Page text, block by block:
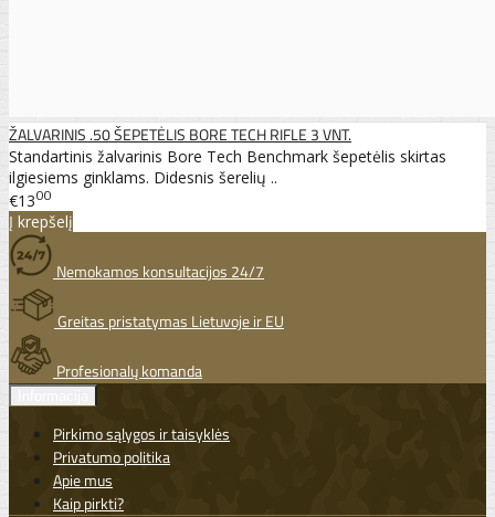
ŽALVARINIS .50 ŠEPETĖLIS BORE TECH RIFLE 3 VNT.
Standartinis žalvarinis Bore Tech Benchmark šepetėlis skirtas
ilgiesiems ginklams. Didesnis šerelių ..
€1300
Į krepšelį
Nemokamos konsultacijos 24/7
Greitas pristatymas Lietuvoje ir EU
Profesionalų komanda
Pirkimo sąlygos ir taisyklės
Privatumo politika
Apie mus
Kaip pirkti?